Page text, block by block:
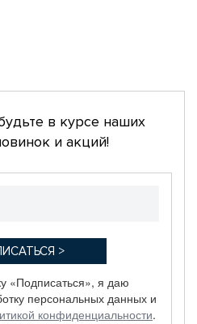
в курсе наших
и акций!
«Подписаться», я даю
персональных данных и
конфиденциальности.